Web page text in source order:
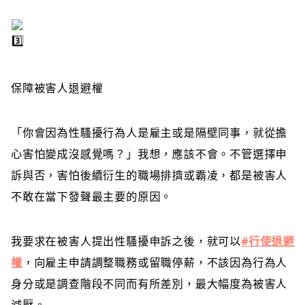
保障被害人退避權
「你會因為性騷擾行為人是雇主或是隔壁同事，就從擔
心害怕變成沒感覺嗎？」我想，應該不會。不管選擇申
訴與否，害怕後續衍生的職場排擠或霸凌，都是被害人
不敢在當下發聲最主要的原因。
我要求在被害人提出性騷擾申訴之後，就可以#行使退避
權 ，向雇主申請調整職務或留職停薪，不該因為行為人
身分或是調查階段不同而有所差別，最大幅度為被害人